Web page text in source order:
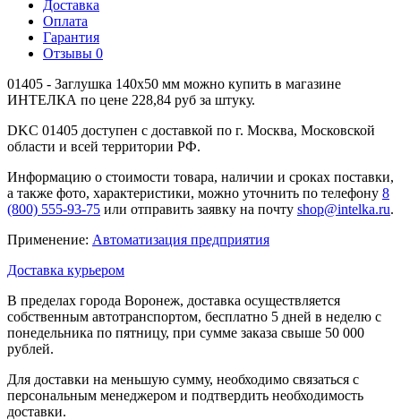
Доставка
Оплата
Гарантия
Отзывы 0
01405 - Заглушка 140х50 мм можно купить в магазине
ИНТЕЛКА по цене 228,84 руб за штуку.
DKC 01405 доступен с доставкой по г. Москва, Московской
области и всей территории РФ.
Информацию о стоимости товара, наличии и сроках поставки,
а также фото, характеристики, можно уточнить по телефону 8
(800) 555-93-75 или отправить заявку на почту shop@intelka.ru.
Применение: Автоматизация предприятия
Доставка курьером
В пределах города Воронеж, доставка осуществляется
собственным автотранспортом, бесплатно 5 дней в неделю с
понедельника по пятницу, при сумме заказа свыше 50 000
рублей.
Для доставки на меньшую сумму, необходимо связаться с
персональным менеджером и подтвердить необходимость
доставки.